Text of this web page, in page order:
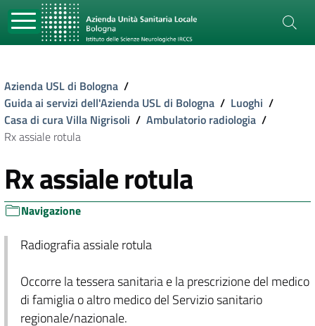
Azienda USL di Bologna /
Guida ai servizi dell'Azienda USL di Bologna / Luoghi /
Casa di cura Villa Nigrisoli / Ambulatorio radiologia /
Rx assiale rotula
Rx assiale rotula
Navigazione
Radiografia assiale rotula
Occorre la tessera sanitaria e la prescrizione del medico
di famiglia o altro medico del Servizio sanitario
regionale/nazionale.